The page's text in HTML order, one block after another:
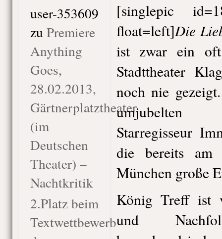
user-353609
zu Premiere
Anything
Goes,
28.02.2013,
Gärtnerplatztheater
(im
Deutschen
Theater) –
Nachtkritik
2.Platz beim
Textwettbewerb
[singlepic
float=left]Die
ist zwar ein oft
Stadttheater
noch nie
umjubelten
Starregisseur
die bereits am
München große
König Treff ist
und